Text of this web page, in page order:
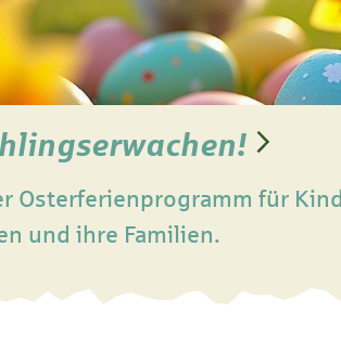
Osterferienprogramm für
und ihre Familien.